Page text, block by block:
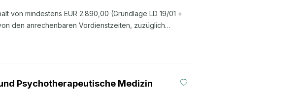
von mindestens EUR 2.890,00 (Grundlage LD 19/01 +
den anrechenbaren Vordienstzeiten, zuzüglich
Bewerbung bei. Laden Sie bitte dazu Ihren
Psychotherapeutische Medizin